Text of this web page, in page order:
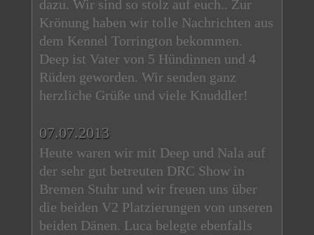
dazu. Wir sind so stolz auf euch.. Zur
Krönung haben wir tolle Nachrichten aus
dem Kennel Torrington bekommen.
Deep ist Vater von 5 Hündinnen und 4
Rüden geworden. Wir senden ganz
herzliche Grüße und viele Knuddler!
07.07.2013
Heute waren wir mit Deep und Nala auf
der sehr gut betreuten DRC Show in
Bremen Stuhr und wir freuen uns über
die beiden V2 Platzierungen von unseren
beiden Dänen. Luca belegte ebenfalls